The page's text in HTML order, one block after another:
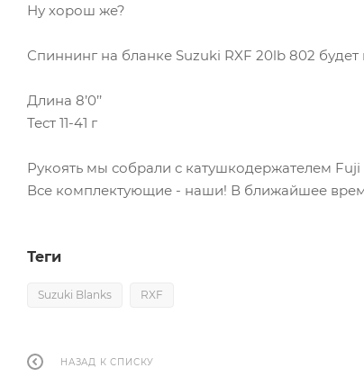
Ну хорош же?
Спиннинг на бланке Suzuki RXF 20lb 802
Длина 8’0’’
Тест 11-41 г
Рукоять мы собрали с катушкодержателем
Все комплектующие - наши! В ближайшее
Теги
Suzuki Blanks RXF
НАЗАД К СПИСКУ